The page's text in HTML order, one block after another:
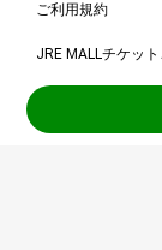
ご利用規約
JRE MALLチケッ